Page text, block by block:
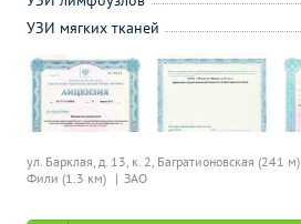
ул. Барклая, д. 13, к. 2, Багратионовская (241 м)
Фили (1.3 км)
ЗАО
УЗИ мягких тканей